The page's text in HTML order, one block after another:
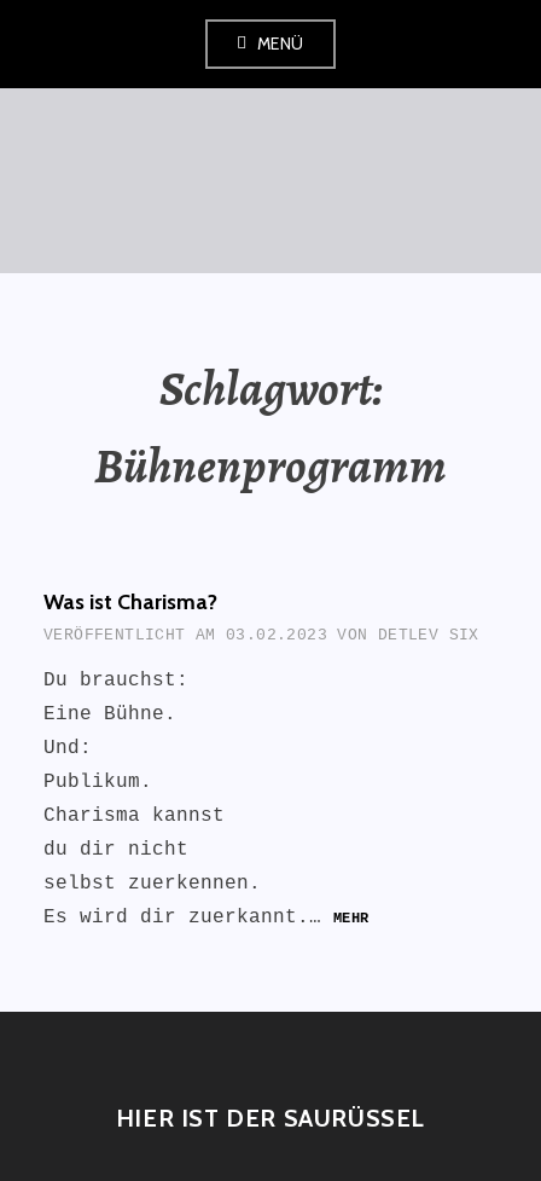
springen
MENÜ
Schlagwort:
Bühnenprogramm
Was ist Charisma?
VERÖFFENTLICHT AM 03.02.2023 VON DETLEV SIX
Du brauchst:
Eine Bühne.
Und:
Publikum.
Charisma kannst
du dir nicht
selbst zuerkennen.
Es wird dir zuerkannt.…
MEHR
HIER IST DER SAURÜSSEL